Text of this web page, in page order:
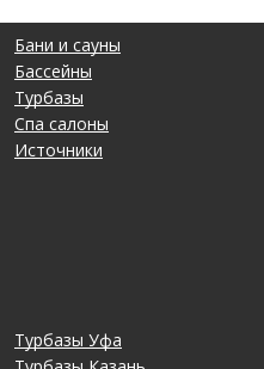
Бани и сауны
Бассейны
Турбазы
Спа салоны
Источники
Турбазы Уфа